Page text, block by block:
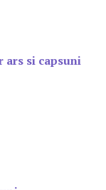
ars si capsuni